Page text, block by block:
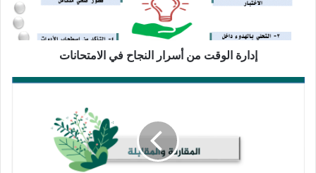
الامتحانات
إدارة الوقت من أسرار النجاح في الامتحانات
مهارة